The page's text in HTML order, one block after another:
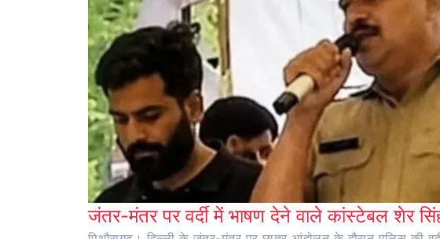
जंतर-मंतर पर वर्दी में भाषण देने वाले कांस्टेबल शेर